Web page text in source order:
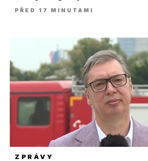
PŘED 17 MINUTAMI
ZPRÁVY